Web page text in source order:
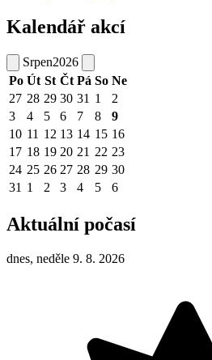
Kalendář akcí
Srpen2026
Po Út St Čt Pá So Ne
27 28 29 30 31 1
2
3
4 5 6 7 8
9
10 11 12 13 14 15 16
17 18 19 20 21 22 23
24 25 26 27 28 29 30
31 1 2 3 4 5 6
Aktuální počasí
dnes, neděle 9. 8. 2026